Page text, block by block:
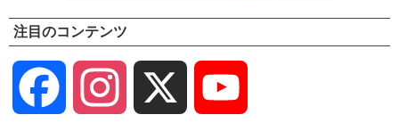
注目のコンテンツ
Facebook Instagram